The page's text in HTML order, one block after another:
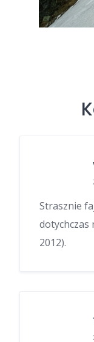
Strasznie
dotychczas
2012).